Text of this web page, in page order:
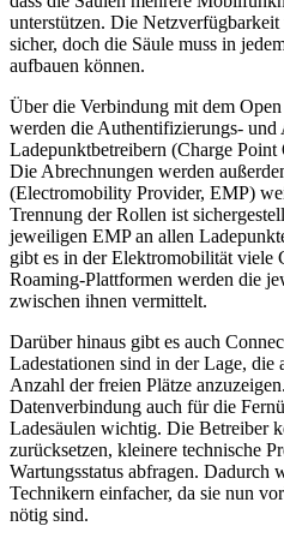
unterstützen. Die
sicher, doch die Säule muss in
aufbauen können.
Über die Verbindung mit dem
werden die Authentifizierungs- und
Ladepunktbetreibern (Charge Point
Die Abrechnungen werden
(Electromobility Provider, EMP)
Trennung der Rollen ist
jeweiligen EMP an allen
gibt es in der Elektromobilität viele
Roaming-Plattformen werden die
zwischen ihnen vermittelt.
Darüber hinaus gibt es auch
Ladestationen sind in der Lage, die
Anzahl der freien Plätze
Datenverbindung auch für die
Ladesäulen wichtig. Die Betreiber
zurücksetzen, kleinere technische
Wartungsstatus abfragen. Dadurch
Technikern einfacher, da sie nun
nötig sind.